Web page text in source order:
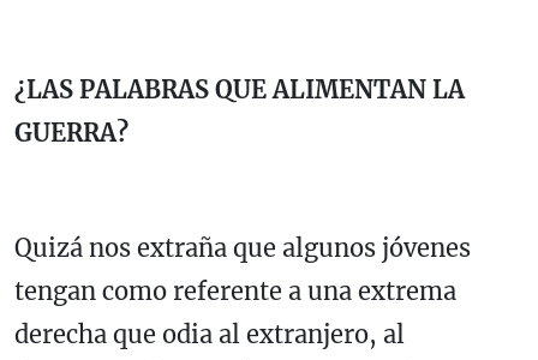
¿LAS PALABRAS QUE ALIMENTAN LA
GUERRA?
Quizá nos extraña que algunos jóvenes
tengan como referente a una extrema
derecha que odia al extranjero, al